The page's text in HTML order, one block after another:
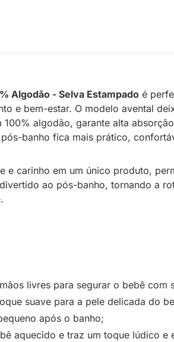
Algodão - Selva Estampado é
e bem-estar. O modelo avental
algodão, garante alta
banho fica mais prático,
e carinho em um único produto,
ao pós-banho, tornando a
livres para segurar o bebê com
suave para a pele delicada do
após o banho;
aquecido e traz um toque lúdico e